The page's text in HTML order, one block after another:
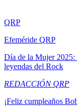
QRP
Efeméride QRP
Día de la Mujer 2025:
leyendas del Rock
REDACCIÓN QRP
¡Feliz cumpleaños